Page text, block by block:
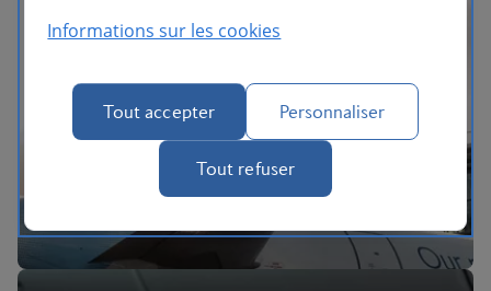
L'expérience BA
Informations sur les cookies
Tout accepter Personnaliser
Tout refuser